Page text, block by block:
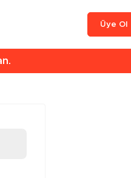
Üye Ol